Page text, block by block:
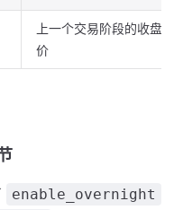
上一个交易阶段的收盘
价
enable_overnight